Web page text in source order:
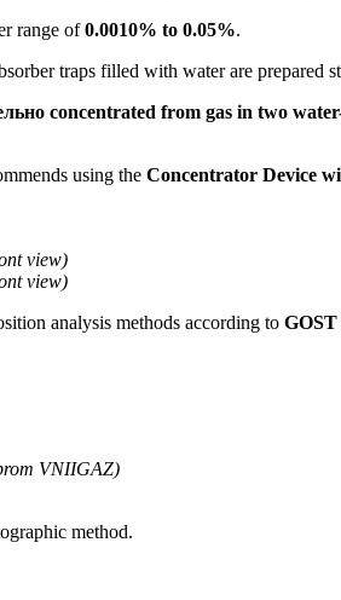
range of0.0010% to 0.05%.
traps filled with water are prepared
concentrated from gas in two
using the Concentrator Device
view)
view)
analysis methods according to GOST
VNIIGAZ)
method.